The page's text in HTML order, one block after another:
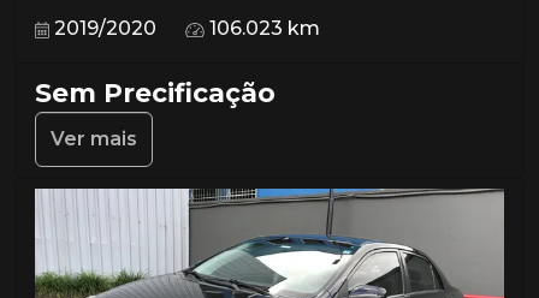
2019/2020 106.023 km
Sem Precificação
Ver mais